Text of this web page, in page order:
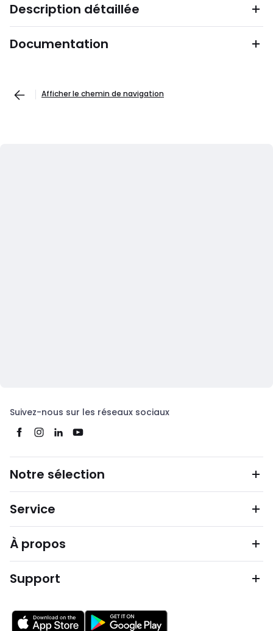
Description détaillée
Documentation
Afficher le chemin de navigation
Suivez-nous sur les réseaux sociaux
Notre sélection
Service
À propos
Support